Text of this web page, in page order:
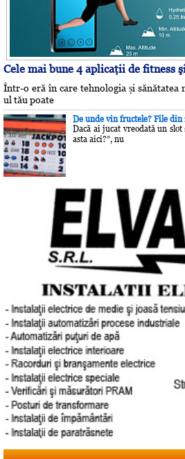
Cele mai bune 4 aplicaţii de fitness
Într-o eră în care tehnologia și sănătatea
ul tău poate
De unde vin fructele? File din
Dacă ai jucat vreodată un
asta aici?”, nu